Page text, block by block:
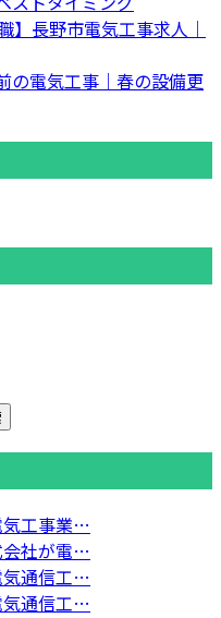
】長野市電気工事求人｜
の電気工事｜春の設備更
気工事業…
会社が電…
気通信工…
気通信工…